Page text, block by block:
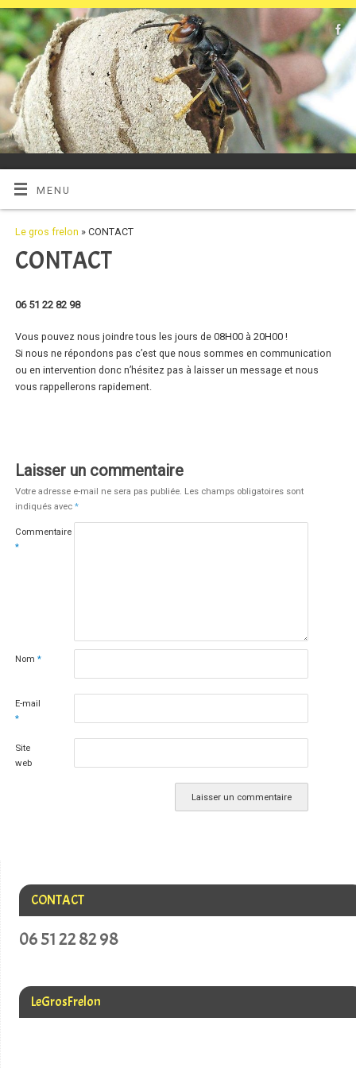
MENU
Le gros frelon » CONTACT
CONTACT
06 51 22 82 98
Vous pouvez nous joindre tous les jours de 08H00 à 20H00 !
Si nous ne répondons pas c’est que nous sommes en communication
ou en intervention donc n’hésitez pas à laisser un message et nous
vous rappellerons rapidement.
Laisser un commentaire
Votre adresse e-mail ne sera pas publiée. Les champs obligatoires sont
indiqués avec *
Commentaire
*
Nom *
E-mail
*
Site
web
CONTACT
06 51 22 82 98
LeGrosFrelon